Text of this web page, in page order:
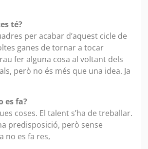
té?
per acabar d’aquest cicle de
ganes de tornar a tocar
fer alguna cosa al voltant dels
però no és més que una idea. Ja
es fa?
coses. El talent s’ha de treballar.
predisposició, però sense
no es fa res,